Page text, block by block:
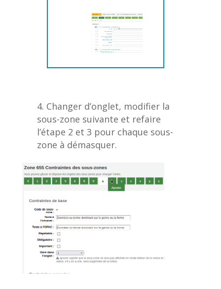
Changer d’onglet, modifier la
sous-zone suivante et refaire
l’étape 2 et 3 pour chaque sous-
zone à démasquer.